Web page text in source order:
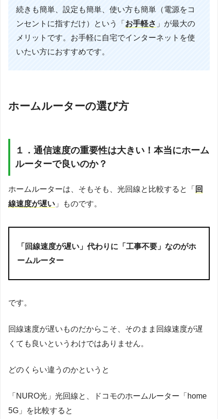
続きも簡単、設定も簡単、使い方も簡単（電源をコ
ンセントに指すだけ）という「 お手軽さ 」が最大の
メリットです。お手軽に自宅でインターネットを使
いたい方におすすめです。
ホームルーターの選び方
１．通信速度の重要性は大きい！本当にホーム
ルーターで良いのか？
ホームルーターは、そもそも、光回線と比較すると「 回
線速度が遅い 」ものです。
「回線速度が遅い」代わりに「工事不要」なのがホ
ームルーター
です。
回線速度が遅いものだからこそ、そのまま回線速度が遅
くても良いというわけではありません。
どのくらい違うのかというと
「NURO光」光回線と、ドコモのホームルーター「home
5G」を比較すると